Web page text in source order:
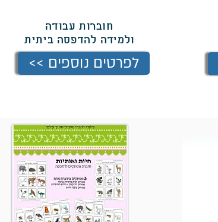
חוברות עבודה
ולמידה להדפסה ביתית
<< לפרטים נוספים